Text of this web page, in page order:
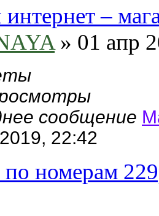
–
» 01 апр
сообщение
22:42
номерам